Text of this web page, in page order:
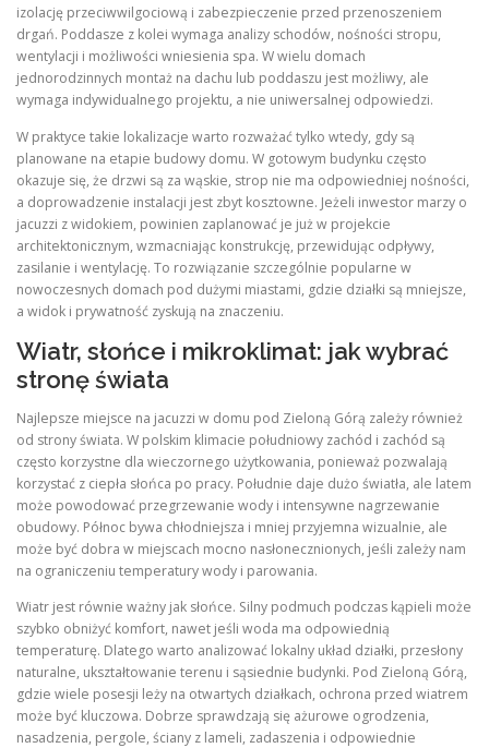
izolację przeciwwilgociową i zabezpieczenie przed przenoszeniem
drgań. Poddasze z kolei wymaga analizy schodów, nośności stropu,
wentylacji i możliwości wniesienia spa. W wielu domach
jednorodzinnych montaż na dachu lub poddaszu jest możliwy, ale
wymaga indywidualnego projektu, a nie uniwersalnej odpowiedzi.
W praktyce takie lokalizacje warto rozważać tylko wtedy, gdy są
planowane na etapie budowy domu. W gotowym budynku często
okazuje się, że drzwi są za wąskie, strop nie ma odpowiedniej nośności,
a doprowadzenie instalacji jest zbyt kosztowne. Jeżeli inwestor marzy o
jacuzzi z widokiem, powinien zaplanować je już w projekcie
architektonicznym, wzmacniając konstrukcję, przewidując odpływy,
zasilanie i wentylację. To rozwiązanie szczególnie popularne w
nowoczesnych domach pod dużymi miastami, gdzie działki są mniejsze,
a widok i prywatność zyskują na znaczeniu.
Wiatr, słońce i mikroklimat: jak wybrać
stronę świata
Najlepsze miejsce na jacuzzi w domu pod Zieloną Górą zależy również
od strony świata. W polskim klimacie południowy zachód i zachód są
często korzystne dla wieczornego użytkowania, ponieważ pozwalają
korzystać z ciepła słońca po pracy. Południe daje dużo światła, ale latem
może powodować przegrzewanie wody i intensywne nagrzewanie
obudowy. Północ bywa chłodniejsza i mniej przyjemna wizualnie, ale
może być dobra w miejscach mocno nasłonecznionych, jeśli zależy nam
na ograniczeniu temperatury wody i parowania.
Wiatr jest równie ważny jak słońce. Silny podmuch podczas kąpieli może
szybko obniżyć komfort, nawet jeśli woda ma odpowiednią
temperaturę. Dlatego warto analizować lokalny układ działki, przesłony
naturalne, ukształtowanie terenu i sąsiednie budynki. Pod Zieloną Górą,
gdzie wiele posesji leży na otwartych działkach, ochrona przed wiatrem
może być kluczowa. Dobrze sprawdzają się ażurowe ogrodzenia,
nasadzenia, pergole, ściany z lameli, zadaszenia i odpowiednie